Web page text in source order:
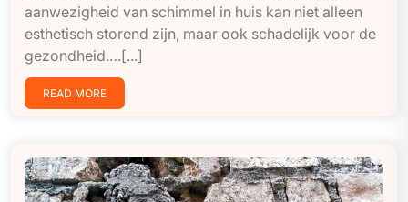
aanwezigheid van schimmel in huis kan niet alleen
esthetisch storend zijn, maar ook schadelijk voor de
gezondheid.…[...]
READ MORE